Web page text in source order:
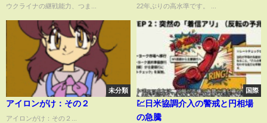
ウクライナの継戦能力、つま...
22年ぶりの高水準です。 ...
未分類
アイロンがけ：その２
アイロンがけ：その２...
国際
💹日米協調介入の警戒と円相場
の急騰